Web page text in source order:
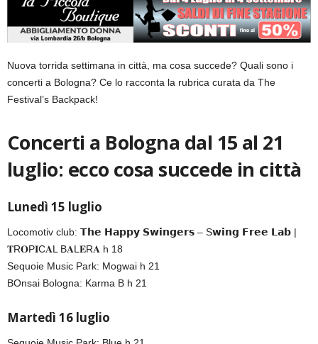
Nuova torrida settimana in città, ma cosa succede? Quali sono i
concerti a Bologna? Ce lo racconta la rubrica curata da The
Festival’s Backpack!
Concerti a Bologna dal 15 al 21
luglio: ecco cosa succede in città
Lunedì 15 luglio
Locomotiv club: 𝗧𝗵𝗲 𝗛𝗮𝗽𝗽𝘆 𝗦𝘄𝗶𝗻𝗴𝗲𝗿𝘀 – S𝘄𝗶𝗻𝗴 𝗙𝗿𝗲𝗲 𝗟𝗮𝗯 |
𝐓R𝐎P𝐈C𝐀L B𝐀L𝐄R𝐀 h 18
Sequoie Music Park: Mogwai h 21
BOnsai Bologna: Karma B h 21
Martedì 16 luglio